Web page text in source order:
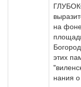
на
этих
на­ния